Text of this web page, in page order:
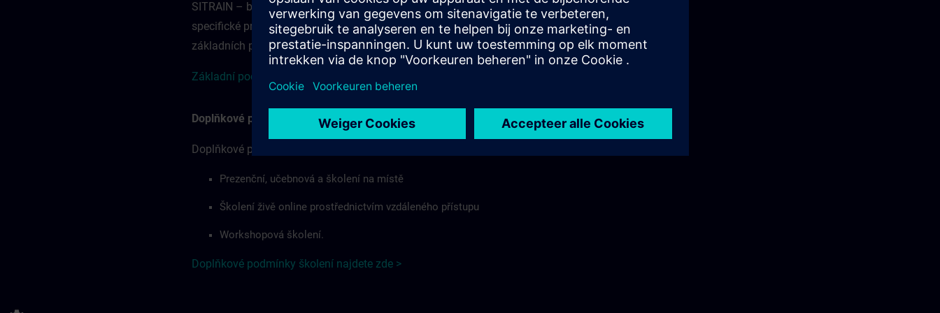
SITRAIN – bez ohledu na formát nebo způsob poskytování. V případě, že platí předpisy
specifické pro danou zemi, mohou se jednotlivé doplňkové podmínky pro danou zemi od
základních podmínek odpovídajícím způsobem lišit nebo je rozšiřovat.
Základní podmínky pro Českou republiku najdete zde >
Doplňkové podmínky školení
Doplňkové podmínky školení se vztahují na:
Prezenční, učebnová a školení na místě
Školení živě online prostřednictvím vzdáleného přístupu
Workshopová školení.
Doplňkové podmínky školení najdete zde >